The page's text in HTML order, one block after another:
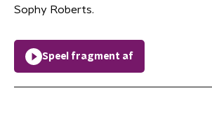
Sophy Roberts.
Speel fragment af